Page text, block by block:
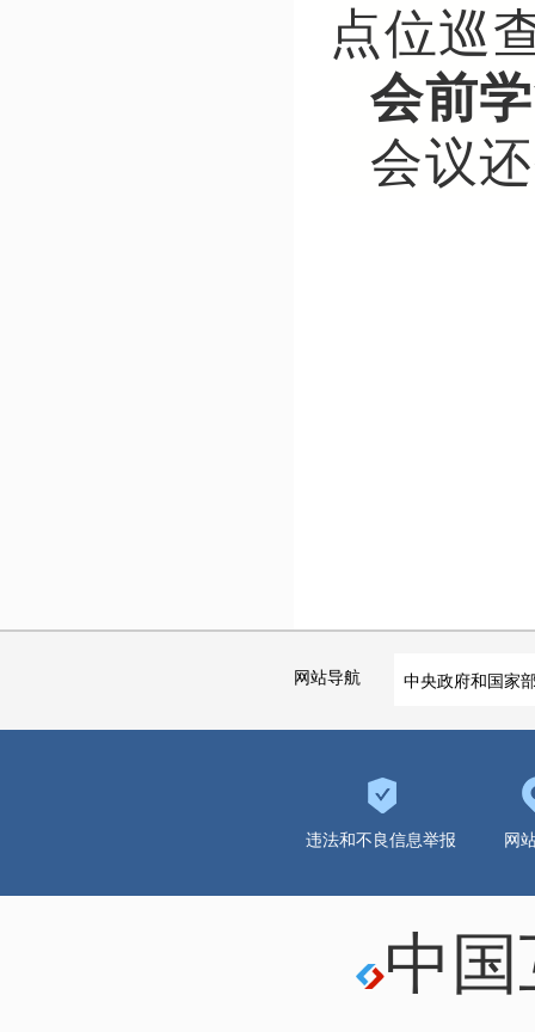
点位巡
会前
会议
网站导航 中央政府和国家
违法和不良信息举报 网
中国